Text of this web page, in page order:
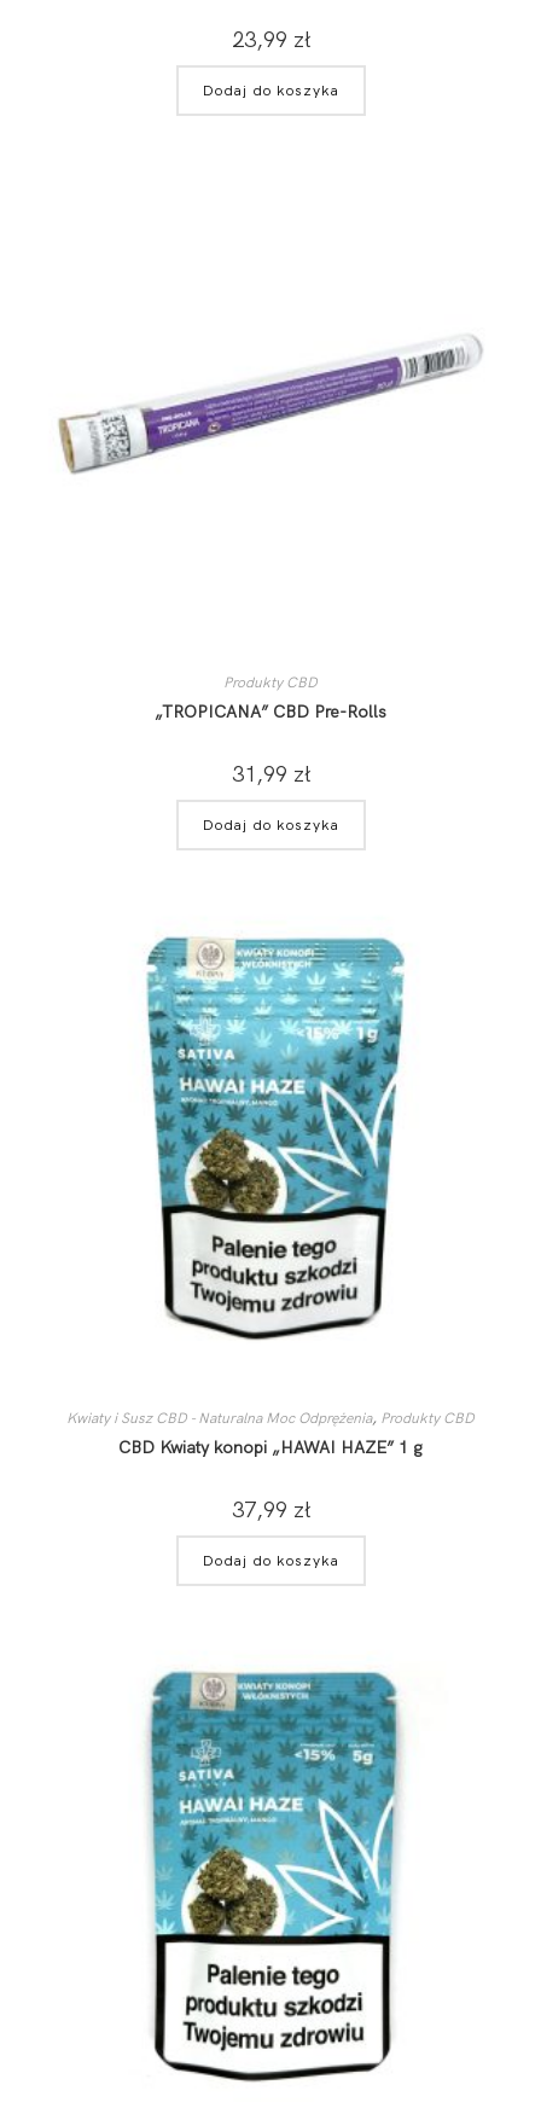
23,99 zł
Dodaj do koszyka
Produkty CBD
„TROPICANA” CBD Pre-Rolls
31,99 zł
Dodaj do koszyka
Kwiaty i Susz CBD - Naturalna Moc Odprężenia, Produkty CBD
CBD Kwiaty konopi „HAWAI HAZE” 1 g
37,99 zł
Dodaj do koszyka